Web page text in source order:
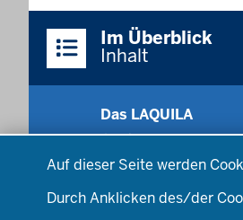
Auf dieser Seite werden
Durch Anklicken des/der
Im Überblick
Inhalt
Das LAQUILA
Aktuelles
Über uns
Organisation